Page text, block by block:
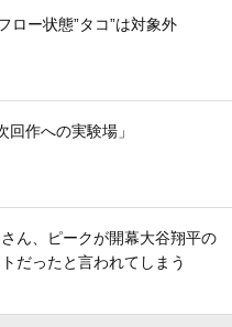
ロー状態”タコ”は対象外
作への実験場」
さん、ピークが開幕大谷翔平の
だったと言われてしまう